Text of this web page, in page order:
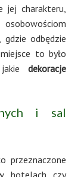
jej charakteru,
odbędzie
to było
dekoracje
i sal
przeznaczone
hotelach czy